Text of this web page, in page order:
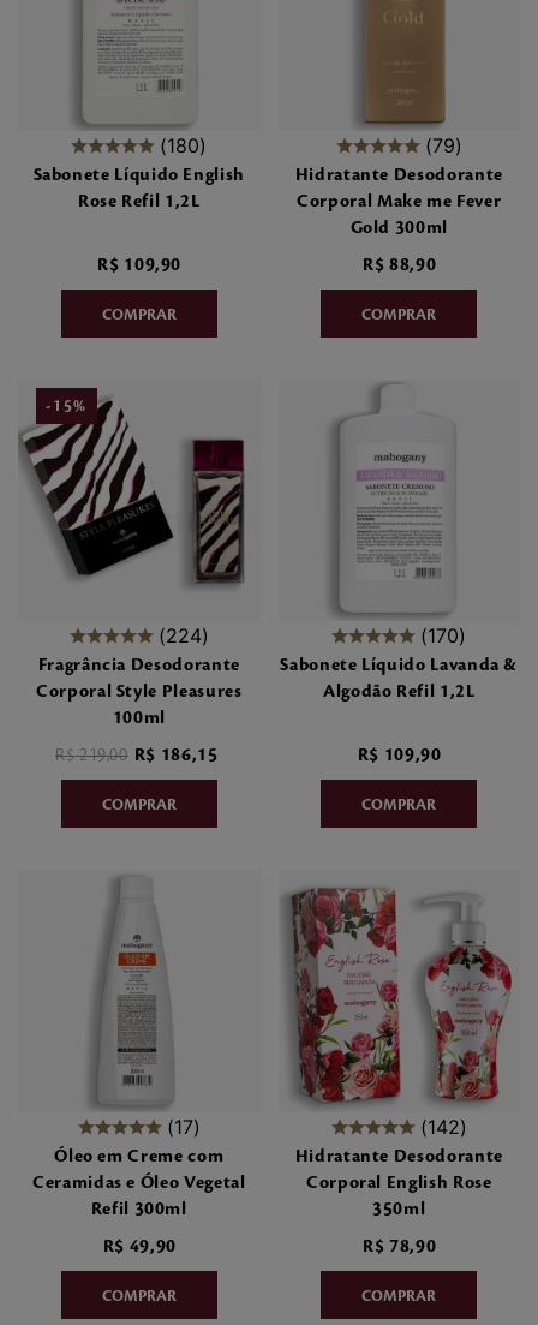
180
Sabonete Líquido English
Rose Refil 1,2L
R$ 109,90
79
Hidratante Desodorante
Corporal Make me Fever
Gold 300ml
R$ 88,90
- 15%
224
Fragrância Desodorante
Corporal Style Pleasures
100ml
R$ 219,00 R$ 186,15
170
Sabonete Líquido Lavanda &
Algodão Refil 1,2L
R$ 109,90
17
Óleo em Creme com
Ceramidas e Óleo Vegetal
Refil 300ml
R$ 49,90
142
Hidratante Desodorante
Corporal English Rose
350ml
R$ 78,90